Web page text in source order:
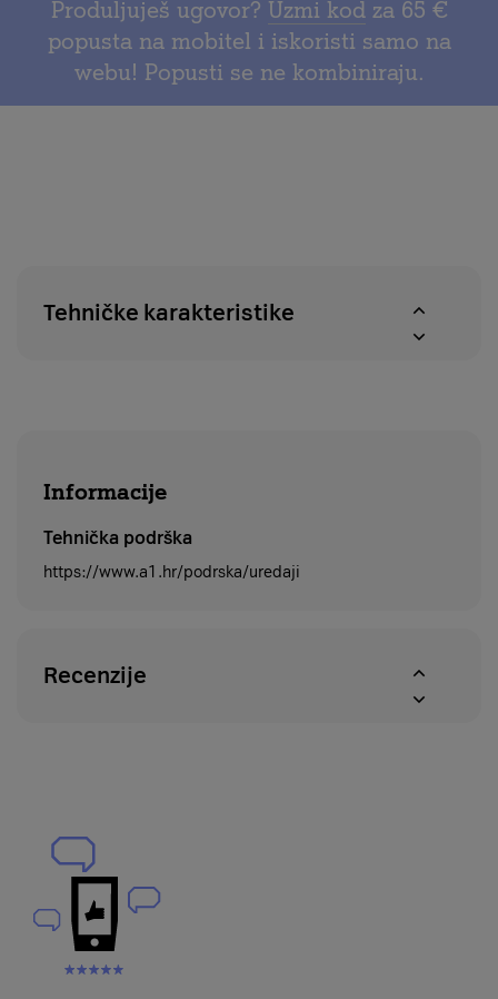
na
povrat
u
provjeru
dostupnosti
proizvoda
Produljuješ ugovor? Uzmi kod za 65 €
popusta na mobitel i iskoristi samo na
webu! Popusti se ne kombiniraju.
Tehničke karakteristike
Informacije
Tehnička podrška
https://www.a1.hr/podrska/uredaji
Recenzije